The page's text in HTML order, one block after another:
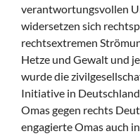
verantwortungsvollen
widersetzen sich
rechtsextremen
Hetze und Gewalt und
wurde die
Initiative in
Omas gegen rechts
engagierte Omas auch